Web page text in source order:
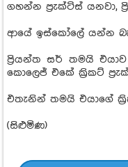
ගහන්න ප්‍රැක්ටිස් යනවා,
ආයේ ඉස්කෝලේ යන්න
ප්‍රියන්ත සර් තමයි
කොලෙජ් එකේ ක්‍රිකට්
එතැනින් තමයි එයාගේ
(සිළුමිණ)